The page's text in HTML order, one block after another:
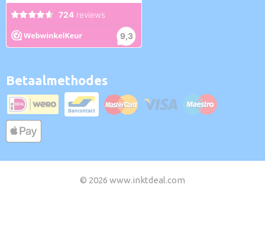
Betaalmethodes
© 2026 www.inktdeal.com